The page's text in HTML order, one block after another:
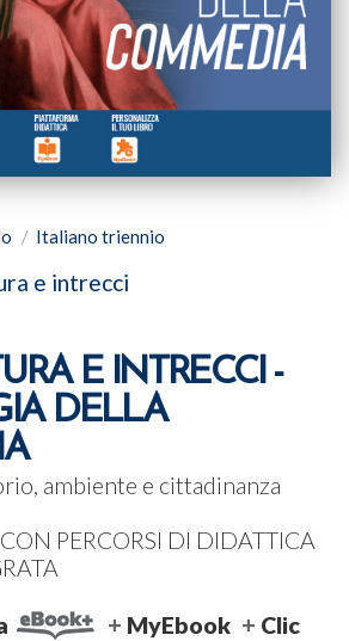
Italiano triennio
e intrecci
E INTRECCI -
DELLA
ambiente e cittadinanza
PERCORSI DI DIDATTICA
MyEbook Clic